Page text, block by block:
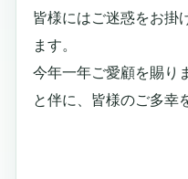
皆様にはご迷惑をお掛
ます。
今年一年ご愛顧を賜り
と伴に、皆様のご多幸